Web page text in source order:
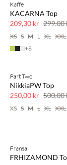
SAVE20
Kaffe
KACARNA Top
209,30 kr 299,00
XS S M L XL XXL
+8
SAVE20
Part Two
NikkiaPW Top
250,00 kr 500,00
XS S M L XL XXL
NYHET
Fransa
FRHIZAMOND